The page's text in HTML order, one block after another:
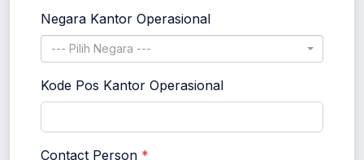
Negara Kantor Operasional
--- Pilih Negara ---
Kode Pos Kantor Operasional
Contact Person *